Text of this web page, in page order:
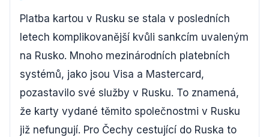
Platba kartou v Rusku se stala v posledních
letech komplikovanější kvůli sankcím uvaleným
na Rusko. Mnoho mezinárodních platebních
systémů, jako jsou Visa a Mastercard,
pozastavilo své služby v Rusku. To znamená,
že karty vydané těmito společnostmi v Rusku
již nefungují. Pro Čechy cestující do Ruska to